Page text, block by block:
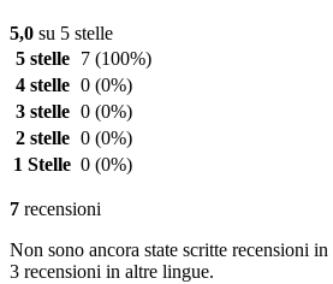
5,0 su 5 stelle
5 stelle
7 (100%)
4 stelle 0 (0%)
3 stelle 0 (0%)
2 stelle 0 (0%)
1 Stelle 0 (0%)
7 recensioni
Non sono ancora state scritte recensioni
3 recensioni in altre lingue.